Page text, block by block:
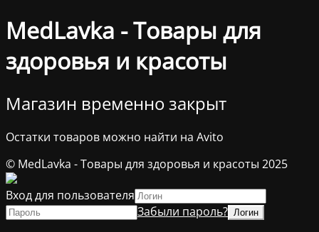
MedLavka - Товары для
здоровья и красоты
Магазин временно закрыт
Остатки товаров можно найти на Avito
© MedLavka - Товары для здоровья и красоты 2025
Вход для пользователя
Забыли пароль?